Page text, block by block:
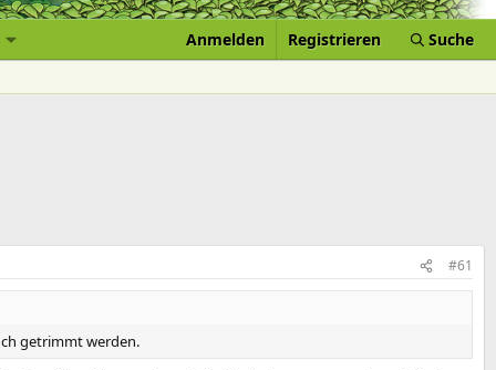
Anmelden Registrieren Suche
#61
getrimmt werden.